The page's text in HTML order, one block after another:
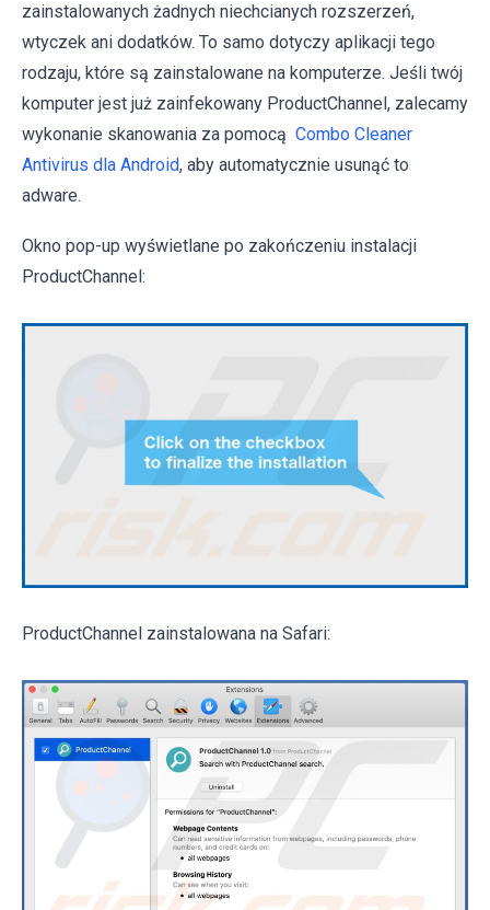
zainstalowanych żadnych niechcianych rozszerzeń,
wtyczek ani dodatków. To samo dotyczy aplikacji tego
rodzaju, które są zainstalowane na komputerze. Jeśli twój
komputer jest już zainfekowany ProductChannel, zalecamy
wykonanie skanowania za pomocą Combo Cleaner
Antivirus dla Android, aby automatycznie usunąć to
adware.
Okno pop-up wyświetlane po zakończeniu instalacji
ProductChannel:
ProductChannel zainstalowana na Safari: